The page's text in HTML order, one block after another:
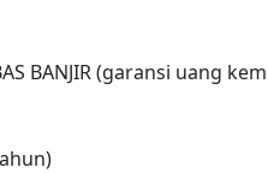
BANJIR (garansi uang